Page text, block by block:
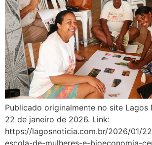
Publicado originalmente no site Lagos
22 de janeiro de 2026. Link:
https://lagosnoticia.com.br/2026/01/
escola-de-mulheres-e-bioeconomia-